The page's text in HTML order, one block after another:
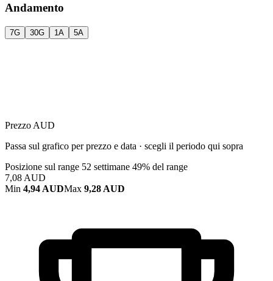
Andamento
7G 30G 1A 5A
Prezzo AUD
Passa sul grafico per prezzo e data · scegli il periodo qui sopra
Posizione sul range 52 settimane 49% del range
7,08 AUD
Min 4,94 AUDMax 9,28 AUD